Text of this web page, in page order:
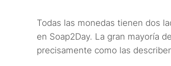
Todas las monedas tienen dos
en Soap2Day. La gran mayoría
precisamente como las